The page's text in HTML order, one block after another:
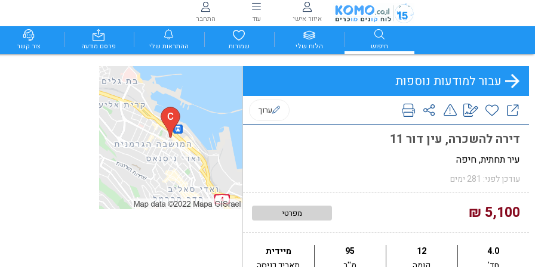
איזור אישי עוד התחבר
חיפוש הלוח שלי שמורות ההתראות שלי פרסם מודעה צור קשר
עבור למודעות נוספות
ערוך
דירה להשכרה, עין דור 11
עיר תחתית, חיפה
עודכן לפני: 281 ימים
5,100 ₪ מפרטי
4.0
12
95
מיידית